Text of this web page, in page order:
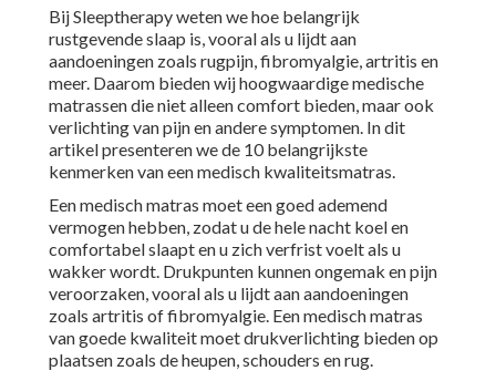
Bij Sleeptherapy weten we hoe belangrijk
rustgevende slaap is, vooral als u lijdt aan
aandoeningen zoals rugpijn, fibromyalgie, artritis en
meer. Daarom bieden wij hoogwaardige medische
matrassen die niet alleen comfort bieden, maar ook
verlichting van pijn en andere symptomen. In dit
artikel presenteren we de 10 belangrijkste
kenmerken van een medisch kwaliteitsmatras.
Een medisch matras moet een goed ademend
vermogen hebben, zodat u de hele nacht koel en
comfortabel slaapt en u zich verfrist voelt als u
wakker wordt. Drukpunten kunnen ongemak en pijn
veroorzaken, vooral als u lijdt aan aandoeningen
zoals artritis of fibromyalgie. Een medisch matras
van goede kwaliteit moet drukverlichting bieden op
plaatsen zoals de heupen, schouders en rug.